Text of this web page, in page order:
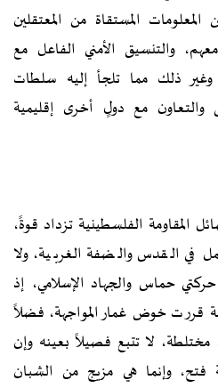
المستقاة من المعتقلين
والتنسيق الأمني الفاعل مع
وغير ذلك مما تلجأ إليه سلطات
والتعاون مع دولٍ أخرى إقليمية
المقاومة الفلسطينية تزداد قوةً،
في القدس والضفة الغربية، ولا
حماس والجهاد الإسلامي، إذ
قررت خوض غمار المواجهة، فضلاً
لا تتبع فصيلاً بعينه وإن
وإنما هي مزيج من الشبان